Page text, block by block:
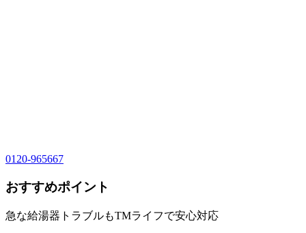
0120-965667
おすすめポイント
急な給湯器トラブルもTMライフで安心対応